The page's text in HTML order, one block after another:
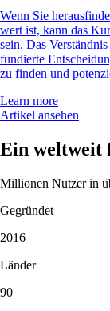
Wenn Sie
wert ist, kann das
sein. Das
fundierte
zu finden und
Learn more
Artikel ansehen
Ein
Millionen Nutzer in
Gegründet
2016
Länder
90